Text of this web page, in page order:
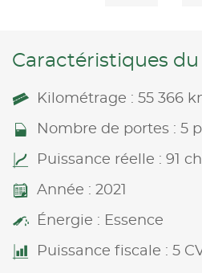
Caractéristiques
Kilométrage : 55 366
Nombre de portes : 5
Puissance réelle : 91 ch
Année : 2021
Énergie : Essence
Puissance fiscale : 5